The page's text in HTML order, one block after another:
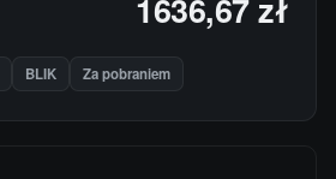
1636,67 zł
BLIK Za pobraniem